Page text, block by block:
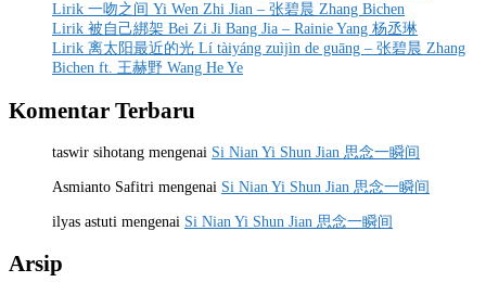
Lirik 一吻之间 Yi Wen Zhi Jian – 张碧晨 Zhang Bichen
Lirik 被自己綁架 Bei Zi Ji Bang Jia – Rainie Yang 杨丞琳
Lirik 离太阳最近的光 Lí tàiyáng zuìjìn de guāng – 张碧晨 Zhang
Bichen ft. 王赫野 Wang He Ye
Komentar Terbaru
taswir sihotang mengenai Si Nian Yi Shun Jian 思念一瞬间
Asmianto Safitri mengenai Si Nian Yi Shun Jian 思念一瞬间
ilyas astuti mengenai Si Nian Yi Shun Jian 思念一瞬间
Arsip